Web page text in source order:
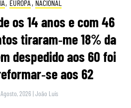
, EUROPA , NACIONAL
os 14 anos e com 46
tiraram‑me 18% da
despedido aos 60 foi
aos 62
2026 |João Luís